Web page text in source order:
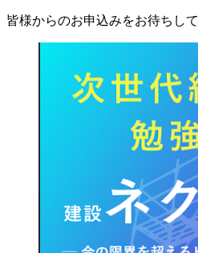
皆様からのお申込みをお待ちし